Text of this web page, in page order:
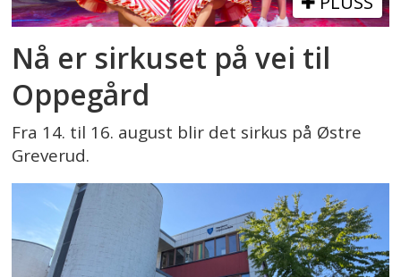
Nå er sirkuset på vei til
Oppegård
Fra 14. til 16. august blir det sirkus på Østre
Greverud.